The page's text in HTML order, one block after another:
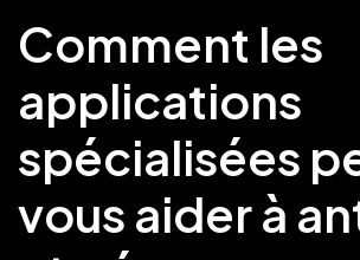
Comment les
applications
spécialisées
vous aider à